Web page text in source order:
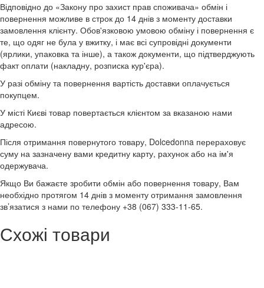
Відповідно до «Закону про захист прав споживача» обмін і
повернення можливе в строк до 14 днів з моменту доставки
замовлення клієнту. Обов'язковою умовою обміну і повернення є
те, що одяг не була у вжитку, і має всі супровідні документи
(ярлики, упаковка та інше), а також документи, що підтверджують
факт оплати (накладну, розписка кур'єра).
У разі обміну та повернення вартість доставки оплачується
покупцем.
У місті Києві товар повертається клієнтом за вказаною нами
адресою.
Після отримання повернутого товару, Dolcedonna перераховує
суму на зазначену вами кредитну карту, рахунок або на ім'я
одержувача.
Якщо Ви бажаєте зробити обмін або повернення товару, Вам
необхідно протягом 14 днів з моменту отримання замовлення
зв’язатися з нами по телефону +38 (067) 333-11-65.
Схожі товари